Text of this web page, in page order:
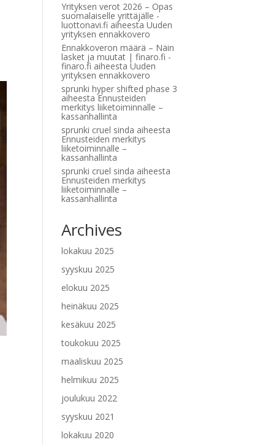
Yrityksen verot 2026 – Opas
suomalaiselle yrittäjälle -
luottonavi.fi aiheestaUuden
yrityksen ennakkovero
Ennakkoveron määrä – Näin
lasket ja muutat | finaro.fi -
finaro.fi aiheestaUuden
yrityksen ennakkovero
sprunki hyper shifted phase 3
aiheestaEnnusteiden
merkitys liiketoiminnalle –
kassanhallinta
sprunki cruel sinda aiheesta
Ennusteiden merkitys
liiketoiminnalle –
kassanhallinta
sprunki cruel sinda aiheesta
Ennusteiden merkitys
liiketoiminnalle –
kassanhallinta
Archives
lokakuu 2025
syyskuu 2025
elokuu 2025
heinäkuu 2025
kesäkuu 2025
toukokuu 2025
maaliskuu 2025
helmikuu 2025
joulukuu 2022
syyskuu 2021
lokakuu 2020